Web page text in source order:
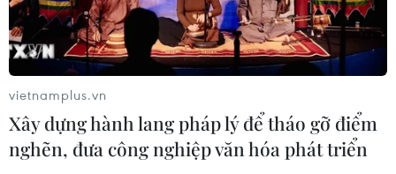
ninh biên giới sau khủng hoảng
Ceuta
05/08/2026 00:37
Nga và Ukraine tiếp tục tấn
công qua lại, thương vong không
vietnamplus.vn
Xây dựng hành lang pháp lý để tháo gỡ điểm
nghẽn, đưa công nghiệp văn hóa phát triển